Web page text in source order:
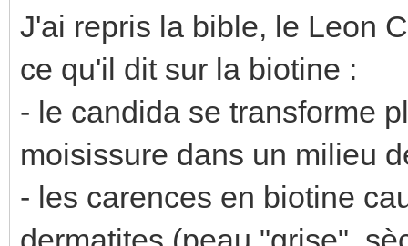
J'ai repris la bible, le Leon
ce qu'il dit sur la biotine :
- le candida se transforme
moisissure dans un milieu
- les carences en biotine